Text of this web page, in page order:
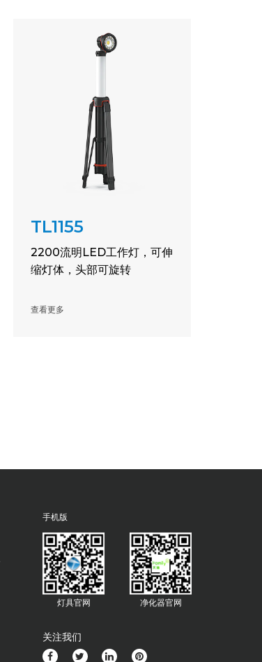
TL1155
2200流明LED工作灯，可伸
缩灯体，头部可旋转
查看更多
手机版
灯具官网 净化器官网
关注我们